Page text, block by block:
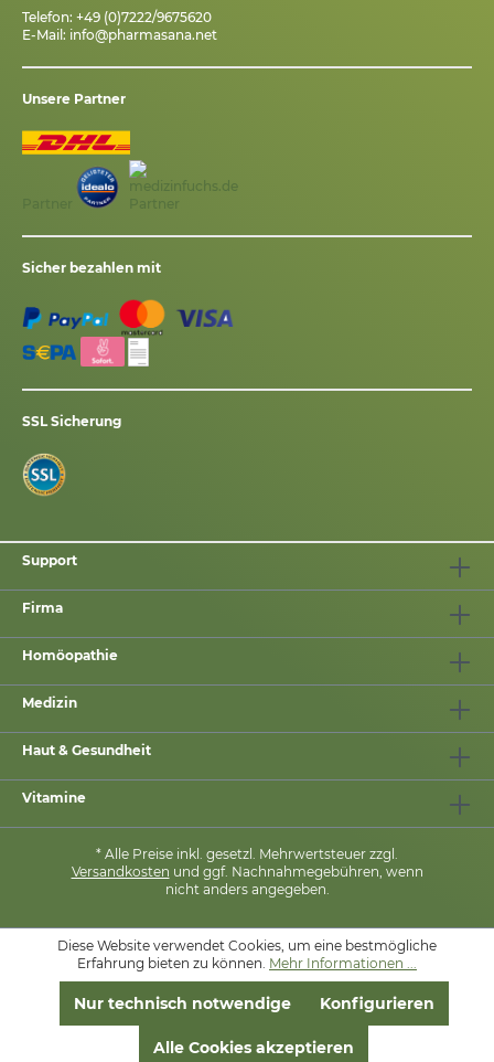
Telefon: +49 (0)7222/9675620
E-Mail: info@pharmasana.net
Unsere Partner
Sicher bezahlen mit
SSL Sicherung
Support
Firma
Homöopathie
Medizin
Haut & Gesundheit
Vitamine
* Alle Preise inkl. gesetzl. Mehrwertsteuer zzgl.
Versandkosten und ggf. Nachnahmegebühren, wenn
nicht anders angegeben.
MIT ❤VON PHARMASANA
Diese Website verwendet Cookies, um eine bestmögliche
Erfahrung bieten zu können. Mehr Informationen ...
Nur technisch notwendige Konfigurieren
Alle Cookies akzeptieren